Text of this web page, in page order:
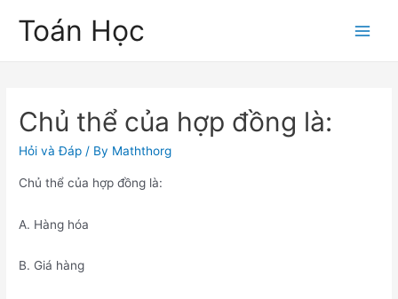
Toán Học
Chủ thể của hợp đồng là:
Hỏi và Đáp / By Maththorg
Chủ thể của hợp đồng là:
A. Hàng hóa
B. Giá hàng